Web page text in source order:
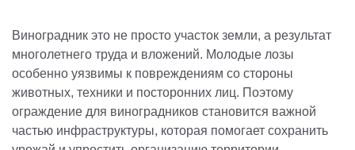
Виноградник это не просто участок земли, а результат
многолетнего труда и вложений. Молодые лозы
особенно уязвимы к повреждениям со стороны
животных, техники и посторонних лиц. Поэтому
ограждение для виноградников становится важной
частью инфраструктуры, которая помогает сохранить